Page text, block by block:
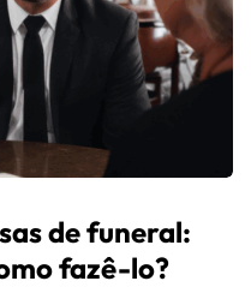
de funeral:
fazê-lo?